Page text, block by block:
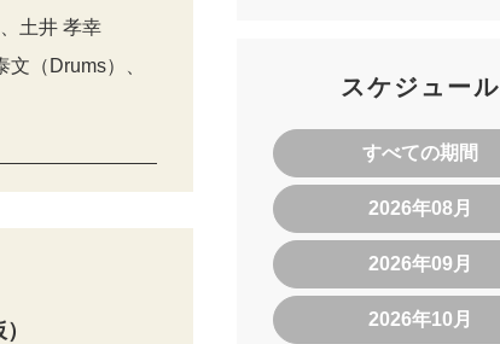
土井 孝幸
文（Drums）、
スケジュール
すべての期間
2026年08月
2026年09月
2026年10月